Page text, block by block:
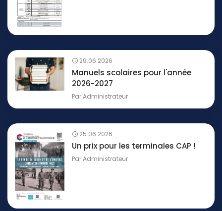
29.06.2026
Manuels scolaires pour l'année
2026-2027
ParAdministrateur
25.06.2026
Un prix pour les terminales CAP !
ParAdministrateur